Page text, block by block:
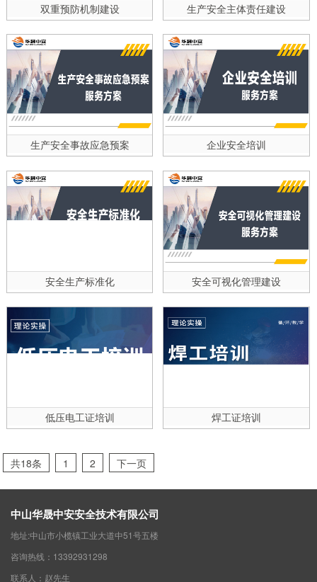
双重预防机制建设 生产安全主体责任建设
生产安全事故应急预案 企业安全培训
安全生产标准化 安全可视化管理建设
低压电工证培训 焊工证培训
共18条 1 2 下一页
中山华晟中安安全技术有限公司
地址:中山市小榄镇工业大道中51号五楼
咨询热线：13392931298
联系人：赵先生